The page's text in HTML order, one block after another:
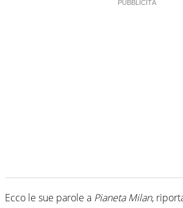
Ecco le sue parole a Pianeta Milan,